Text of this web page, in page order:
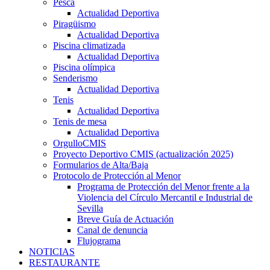
Actualidad Deportiva
Piragüismo
Actualidad Deportiva
Piscina climatizada
Actualidad Deportiva
Piscina olímpica
Senderismo
Actualidad Deportiva
Tenis
Actualidad Deportiva
Tenis de mesa
Actualidad Deportiva
OrgulloCMIS
Proyecto Deportivo CMIS (actualización 2025)
Formularios de Alta/Baja
Protocolo de Protección al Menor
Programa de Protección del Menor frente a la
Violencia del Círculo Mercantil e Industrial de
Sevilla
Breve Guía de Actuación
Canal de denuncia
Flujograma
NOTICIAS
RESTAURANTE